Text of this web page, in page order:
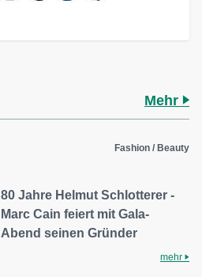
Mehr
Fashion / Beauty
80 Jahre Helmut Schlotterer -
Marc Cain feiert mit Gala-
Abend seinen Gründer
mehr